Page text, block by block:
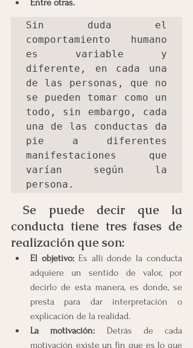
Entre otras.
Sin duda el
comportamiento humano
es variable y
diferente, en cada una
de las personas, que no
se pueden tomar como un
todo, sin embargo, cada
una de las conductas da
pie a diferentes
varían según la
persona.
Se puede decir que la
conducta tiene tres fases de
realización que son:
El objetivo: Es allí donde la conducta
adquiere un sentido de valor, por
decirlo de esta manera, es donde, se
presta para dar interpretación o
explicación de la realidad.
La motivación: Detrás de cada
motivación existe un fin que es lo que